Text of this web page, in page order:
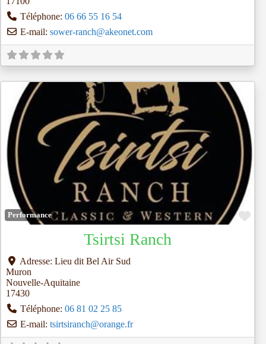
Téléphone: 06 66 55 16 54
E-mail: sower-ranch@akeonet.com
Performance
Tsirtsi Ranch
Adresse: Lieu dit Bel Air Sud
Muron
Nouvelle-Aquitaine
17430
Téléphone: 06 81 02 25 85
E-mail: tsirtsiranch@orange.fr